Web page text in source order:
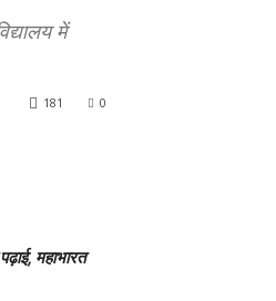
में
0
181
महाभारत